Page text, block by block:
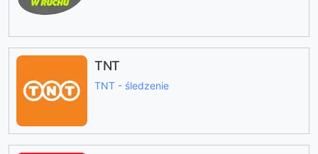
TNT
TNT - śledzenie